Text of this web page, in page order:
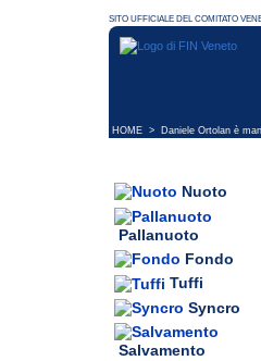
HOME > Daniele Ortolan è
Nuoto
Pallanuoto
Fondo
Tuffi
Syncro
Salvamento